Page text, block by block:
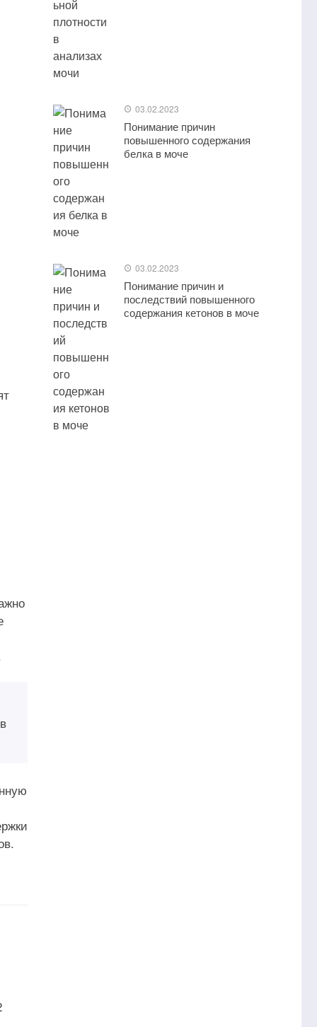
03.02.2023
Понимание причин
повышенного содержания
белка в моче
03.02.2023
Понимание причин и
последствий повышенного
содержания кетонов в моче